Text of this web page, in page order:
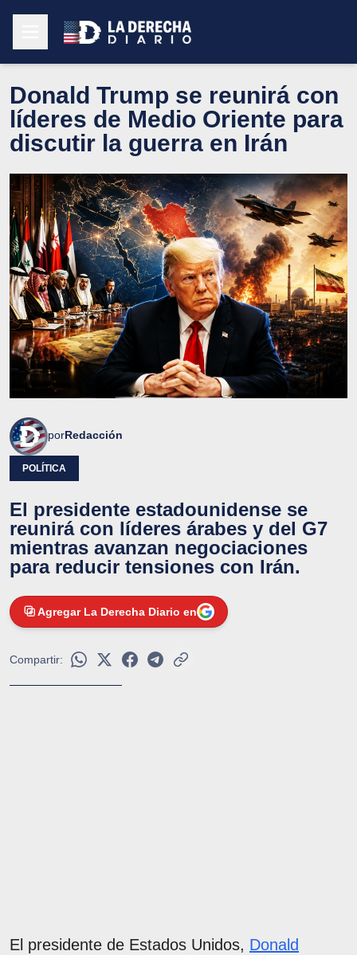
Donald Trump se reunirá con
líderes de Medio Oriente para
discutir la guerra en Irán
porRedacción
POLÍTICA
El presidente estadounidense se
reunirá con líderes árabes y del G7
mientras avanzan negociaciones
para reducir tensiones con Irán.
Agregar La Derecha Diario en
Compartir:
El presidente de Estados Unidos, Donald